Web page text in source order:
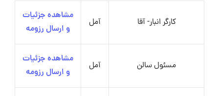
کارگر انبار- آقا آمل
مشاهده جزئیات
و ارسال رزومه
مسئول سالن آمل
مشاهده جزئیات
و ارسال رزومه